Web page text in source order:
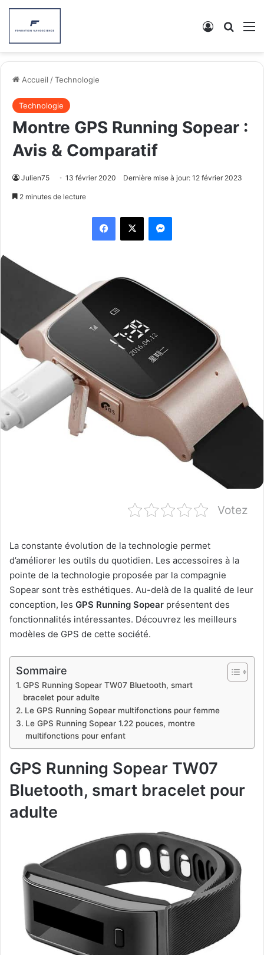
Connexion
Accueil /Technologie
Technologie
Montre GPS Running Sopear :
Avis & Comparatif
Julien75 13 février 2020 Dernière mise à jour: 12 février 2023
2 minutes de lecture
Facebook
X Messenger
Votez
La constante évolution de la technologie permet
d’améliorer les outils du quotidien. Les accessoires à la
pointe de la technologie proposée par la compagnie
Sopear sont très esthétiques. Au-delà de la qualité de leur
conception, les GPS Running Sopear présentent des
fonctionnalités intéressantes. Découvrez les meilleurs
modèles de GPS de cette société.
Sommaire
GPS Running Sopear TW07 Bluetooth, smart
bracelet pour adulte
Le GPS Running Sopear multifonctions pour femme
Le GPS Running Sopear 1.22 pouces, montre
multifonctions pour enfant
GPS Running Sopear TW07
Bluetooth, smart bracelet pour
adulte